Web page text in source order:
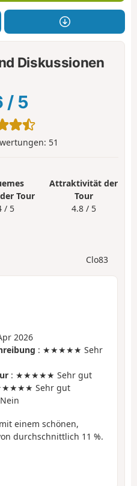
Diskussionen
/ 5
51
Tour
/ 5
Attraktivität der
Tour
4.8 / 5
Clo83
2026
: ★★★★★ Sehr
: ★★★★★ Sehr gut
Sehr gut
einem schönen,
durchschnittlich 11 %.